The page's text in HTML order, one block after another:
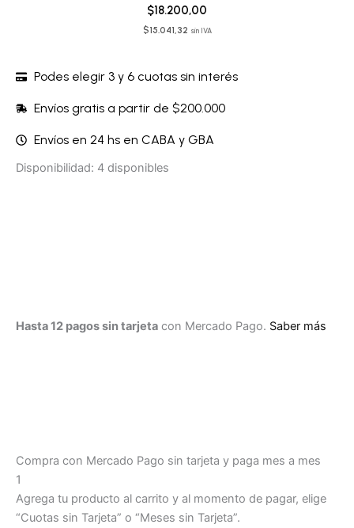
$18.200,00
$15.041,32 sin IVA
Podes elegir 3 y 6 cuotas sin interés
Envíos gratis a partir de $200.000
Envíos en 24 hs en CABA y GBA
Disponibilidad: 4 disponibles
Hasta 12 pagos sin tarjeta con Mercado Pago. Saber más
Compra con Mercado Pago sin tarjeta y paga mes a mes
1
Agrega tu producto al carrito y al momento de pagar, elige
“Cuotas sin Tarjeta” o “Meses sin Tarjeta”.
Antifaz